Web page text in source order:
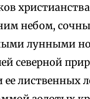
небом,
лунными
северной
ее лиственных